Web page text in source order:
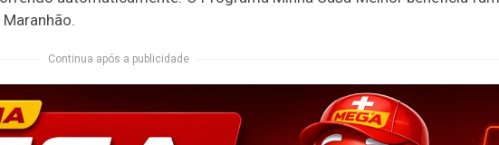
Continua após a publicidade